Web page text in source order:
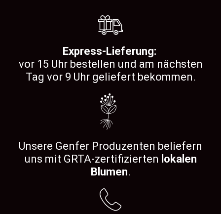
Express-Lieferung:
vor 15 Uhr bestellen und am nächsten
Tag vor 9 Uhr geliefert bekommen.
Unsere Genfer Produzenten beliefern
uns mit GRTA-zertifizierten lokalen
Blumen.